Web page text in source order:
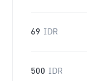
69 IDR
500 IDR